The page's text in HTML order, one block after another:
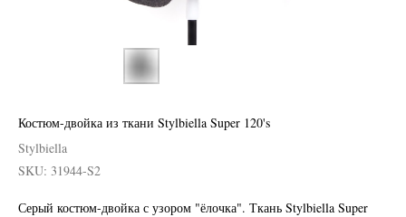
Костюм-двойка из ткани Stylbiella Super 120's
Stylbiella
SKU: 31944-S2
Серый костюм-двойка с узором "ёлочка". Ткань Stylbiella Super